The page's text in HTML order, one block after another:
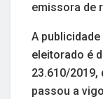
emissora de
A
eleitorado é
23.610/2019,
passou a